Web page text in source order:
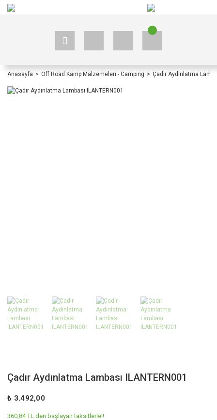
Anasayfa Off Road Kamp Malzemeleri - Camping Çadır Aydınlatma
Çadır Aydınlatma Lambası ILANTERN001
₺ 3.492,00
360,84 TL den başlayan taksitlerle!!